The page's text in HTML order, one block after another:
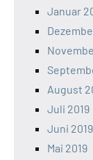
Januar
August
Juli 2019
Juni 2019
Mai 2019